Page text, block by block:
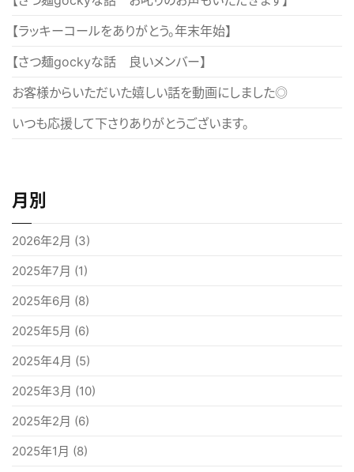
ン
【ラッキーコールをありがとう。年末年始】
【さつ麺gockyな話 良いメンバー】
お客様からいただいた嬉しい話を動画にしました◎
いつも応援して下さりありがとうございます。
月別
2026年2月 (3)
2025年7月 (1)
2025年6月 (8)
2025年5月 (6)
2025年4月 (5)
2025年3月 (10)
2025年2月 (6)
2025年1月 (8)